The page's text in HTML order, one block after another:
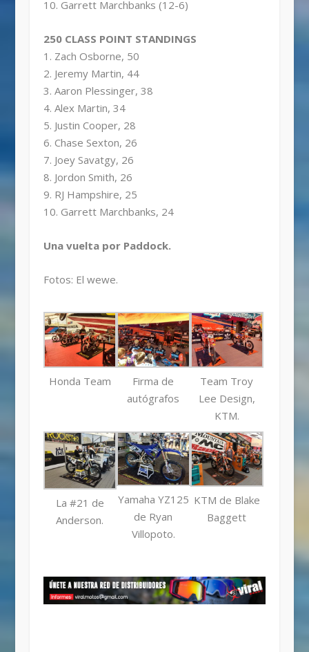
10. Garrett Marchbanks (12-6)
250 CLASS POINT STANDINGS
1. Zach Osborne, 50
2. Jeremy Martin, 44
3. Aaron Plessinger, 38
4. Alex Martin, 34
5. Justin Cooper, 28
6. Chase Sexton, 26
7. Joey Savatgy, 26
8. Jordon Smith, 26
9. RJ Hampshire, 25
10. Garrett Marchbanks, 24
Una vuelta por Paddock.
Fotos: El wewe.
Honda Team
Firma de
autógrafos
Team Troy
Lee Design,
KTM.
La #21 de
Anderson.
Yamaha YZ125
de Ryan
Villopoto.
KTM de Blake
Baggett